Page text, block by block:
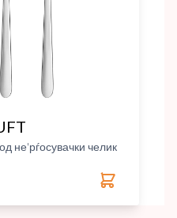
не'рѓосувачки челик